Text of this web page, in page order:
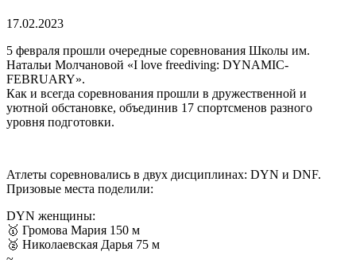
17.02.2023
5 февраля прошли очередные соревнования Школы им.
Натальи Молчановой «I love freediving: DYNAMIC-
FEBRUARY».
Как и всегда соревнования прошли в дружественной и
уютной обстановке, объединив 17 спортсменов разного
уровня подготовки.
Атлеты соревновались в двух дисциплинах: DYN и DNF.
Призовые места поделили:
DYN женщины:
🥇 Громова Мария 150 м
🥈 Николаевская Дарья 75 м
~